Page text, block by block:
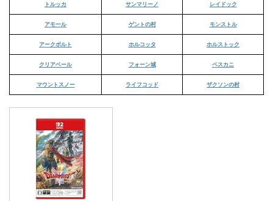
トルッカ サンマリーノ レイドック
アモール ゲントの村 モンストル
アークボルト ホルコッタ ホルストック
クリアベール フォーン城 ペスカニ
マウントスノー ライフコッド ザクソンの村